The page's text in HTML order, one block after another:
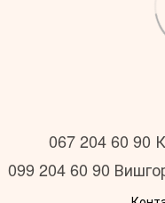
067 204 60 90
099 204 60 90